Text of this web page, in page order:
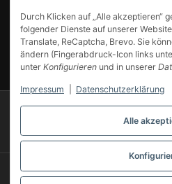
Alle
Durch Klicken auf „Alle akzeptieren“
folgender Dienste auf unserer
Translate, ReCaptcha, Brevo. Sie
ändern (Fingerabdruck-Icon links
unter Konfigurieren und in unserer
Impressum Datenschutzerklärung
UNSERE KUNDENBEWERTUNGEN
© 2007-2025 Modellbahn Voigt
Powered by
** Gilt für Lieferungen innerhalb